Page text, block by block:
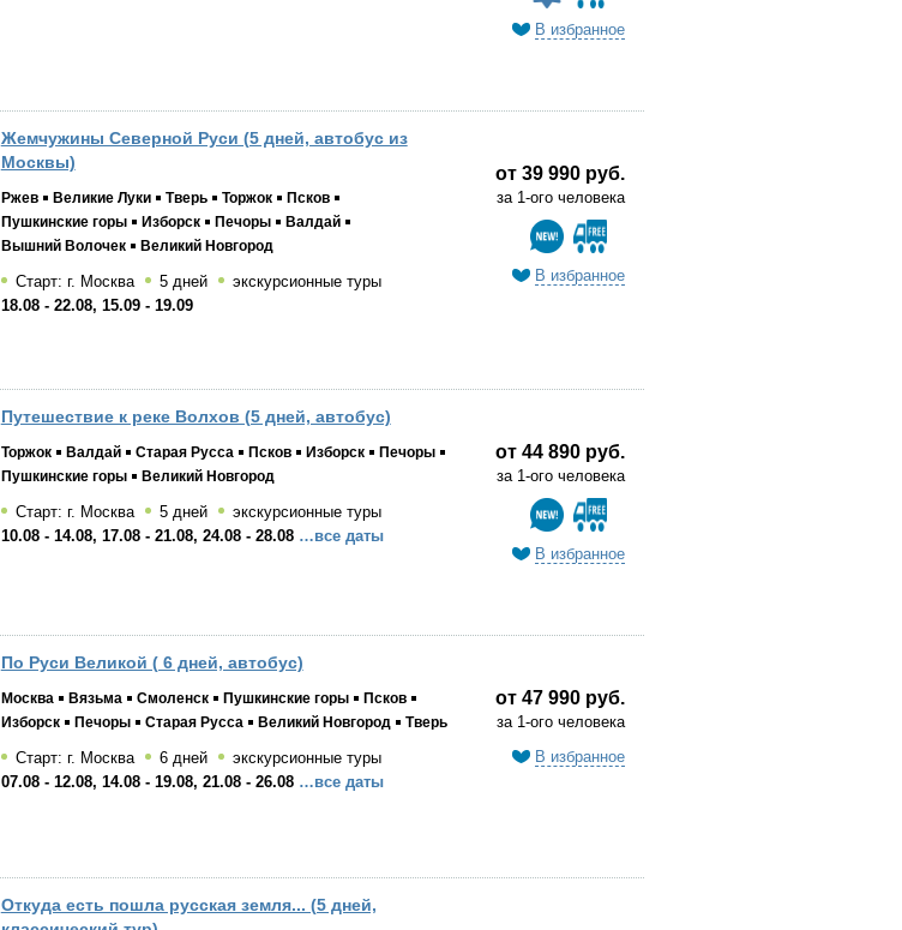
В избранное
Жемчужины Северной Руси (5 дней, автобус из
Москвы)
Ржев Великие Луки Тверь Торжок
Псков
Пушкинские горы
Изборск Печоры
Валдай
Вышний Волочек
Великий Новгород
Старт: г. Москва 5 дней
экскурсионные туры
18.08 - 22.08, 15.09 - 19.09
от 39 990 руб.
за 1-ого человека
В избранное
Путешествие к реке Волхов (5 дней, автобус)
Торжок Валдай Старая Русса Псков Изборск
Печоры
Пушкинские горы
Великий Новгород
Старт: г. Москва 5 дней
экскурсионные туры
10.08 - 14.08, 17.08 - 21.08, 24.08 - 28.08 …все даты
от 44 890 руб.
за 1-ого человека
В избранное
По Руси Великой ( 6 дней, автобус)
Москва Вязьма Смоленск Пушкинские горы
Псков
Изборск
Печоры Старая Русса Великий Новгород Тверь
Старт: г. Москва 6 дней
экскурсионные туры
07.08 - 12.08, 14.08 - 19.08, 21.08 - 26.08 …все даты
от 47 990 руб.
за 1-ого человека
В избранное
Откуда есть пошла русская земля... (5 дней,